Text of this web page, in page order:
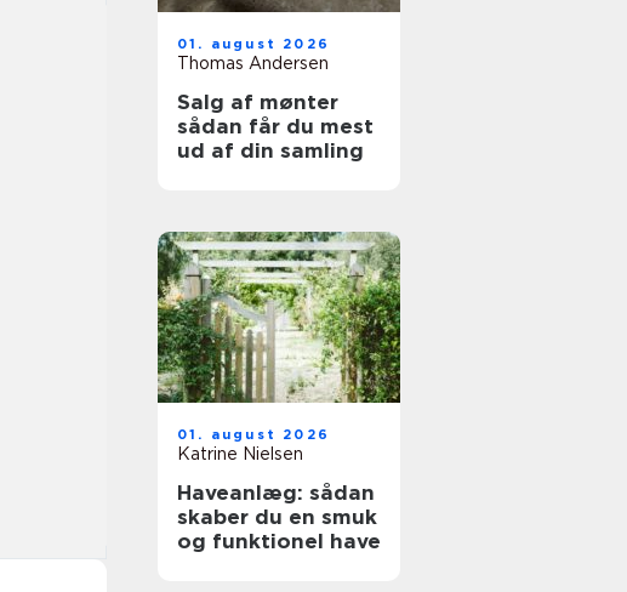
01. august 2026
Thomas Andersen
Salg af mønter
sådan får du mest
ud af din samling
01. august 2026
Katrine Nielsen
Haveanlæg: sådan
skaber du en smuk
og funktionel have